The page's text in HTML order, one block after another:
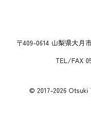
〒409-0614 山梨県大月
TEL/FAX
© 2017-2026 Otsuki